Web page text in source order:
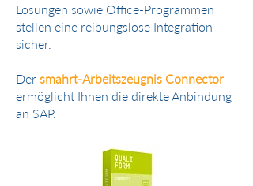
Lösungen sowie Office-Programmen
stellen eine reibungslose Integration
sicher.
Der smahrt-Arbeitszeugnis Connector
ermöglicht Ihnen die direkte Anbindung
an SAP.